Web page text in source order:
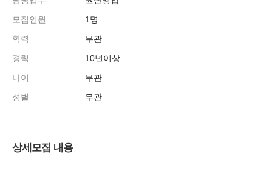
모집인원
1명
학력
무관
경력
10년이상
나이
무관
성별
무관
상세모집 내용